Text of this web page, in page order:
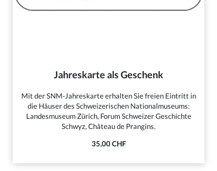
Jahreskarte als Geschenk
Mit der SNM-Jahreskarte erhalten Sie freien Eintritt in
die Häuser des Schweizerischen Nationalmuseums:
Landesmuseum Zürich, Forum Schweizer Geschichte
Schwyz, Château de Prangins.
35,00 CHF